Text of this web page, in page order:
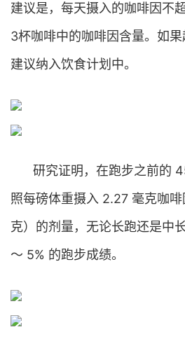
建议是，每天摄入的咖啡因不
3杯咖啡中的咖啡因含量。如
建议纳入饮食计划中。
研究证明，在跑步之前的
照每磅体重摄入 2.27 毫克咖
克）的剂量，无论长跑还是中
～ 5% 的跑步成绩。